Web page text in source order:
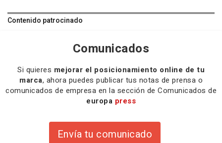
Contenido patrocinado
Comunicados
Si quieres mejorar el posicionamiento online de tu
marca, ahora puedes publicar tus notas de prensa o
comunicados de empresa en la sección de Comunicados de
europa press
Envía tu comunicado